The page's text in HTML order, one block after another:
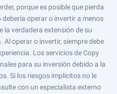
porque es posible que pierda
operar o invertir a menos
verdadera extensión de su
Al operar o invertir, siempre debe
Los servicios de Copy
para su inversión debido a la
Si los riesgos implícitos no le
con un especialista externo